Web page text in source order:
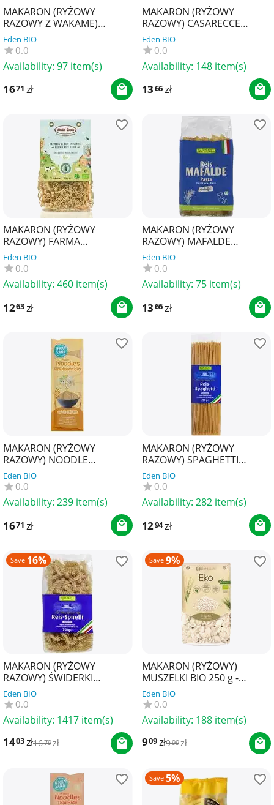
MAKARON (RYŻOWY
RAZOWY Z WAKAME)
NOODLE SPAGHETTI
BEZGLUTENOWY BIO 250 g -
TERRASANA
Eden BIO
0.0
Availability: 97 item(s)
1671 zł
MAKARON (RYŻOWY
RAZOWY) CASARECCE
BEZGLUTENOWY BIO 250 g -
RAPUNZEL
Eden BIO
0.0
Availability: 148 item(s)
1366zł
MAKARON (RYŻOWY
RAZOWY) FARMA
BEZGLUTENOWY BIO 250 g -
DALLA COSTA
Eden BIO
0.0
Availability: 460 item(s)
1263 zł
MAKARON (RYŻOWY
RAZOWY) MAFALDE
BEZGLUTENOWY BIO 250 g -
RAPUNZEL
Eden BIO
0.0
Availability: 75 item(s)
1366 zł
MAKARON (RYŻOWY
RAZOWY) NOODLE
SPAGHETTI
BEZGLUTENOWY BIO 250 g -
TERRASANA
Eden BIO
0.0
Availability: 239 item(s)
1671 zł
MAKARON (RYŻOWY
RAZOWY) SPAGHETTI
BEZGLUTENOWY BIO 250 g -
RAPUNZEL
Eden BIO
0.0
Availability: 282 item(s)
1294zł
Save 16%
MAKARON (RYŻOWY
RAZOWY) ŚWIDERKI
BEZGLUTENOWY BIO 250 g -
RAPUNZEL
Eden BIO
0.0
Availability: 1417 item(s)
1403zł1679zł
Save 9%
MAKARON (RYŻOWY)
MUSZELKI BIO 250 g -
BARTOLINI
Eden BIO
0.0
Availability: 188 item(s)
909zł999zł
Save 5%